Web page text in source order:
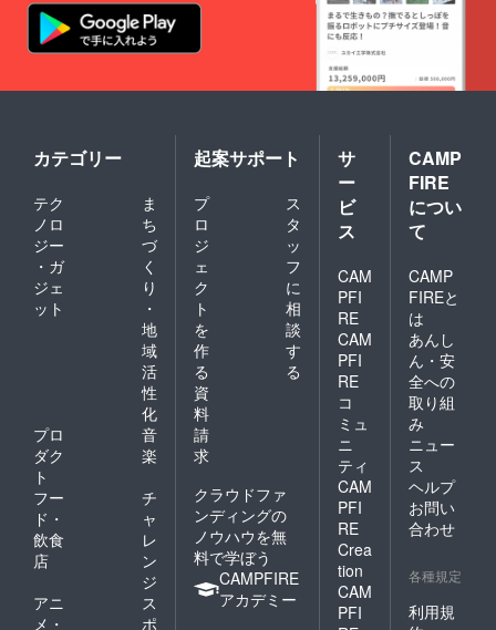
カテゴリー
テク
ノロ
ジー
・ガ
ジェ
ット
ま
ち
づ
く
り
・
地
域
活
性
化
プロ
ダク
ト
音
楽
フー
ド・
飲食
店
チ
ャ
レ
ン
ジ
アニ
メ・
ス
ポ
起案サポート
プ
ロ
ジ
ェ
ク
ト
を
作
る
ス
タ
ッ
フ
に
相
談
す
る
資
料
請
求
クラウドファ
ンディングの
ノウハウを無
料で学ぼう
CAMPFIRE
アカデミー
サ
ー
ビ
ス
CAM
PFI
RE
CAM
PFI
RE
コ
ミュ
ニ
ティ
CAM
PFI
RE
Crea
tion
CAM
PFI
CAMP
FIRE
につい
て
CAMP
FIREと
は
あんし
ん・安
全への
取り組
み
ニュー
ス
ヘルプ
お問い
合わせ
各種規定
利用規